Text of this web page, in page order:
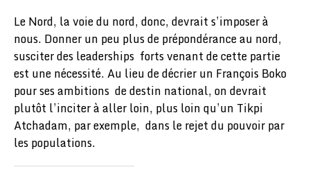
Le Nord, la voie du nord, donc, devrait s’imposer à
nous. Donner un peu plus de prépondérance au nord,
susciter des leaderships forts venant de cette partie
est une nécessité. Au lieu de décrier un François Boko
pour ses ambitions de destin national, on devrait
plutôt l’inciter à aller loin, plus loin qu’un Tikpi
Atchadam, par exemple, dans le rejet du pouvoir par
les populations.